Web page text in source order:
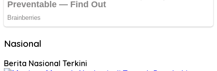
Nasional
Berita Nasional Terkini